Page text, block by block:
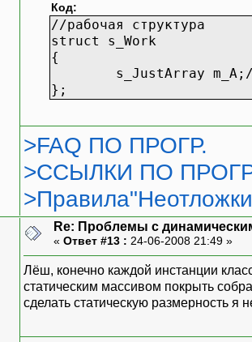
Код:
//рабочая структура
struct s_Work
{
s_JustArray
};
>FAQ ПО ПРОГР.
>ССЫЛКИ ПО
Re: Проблемы с
« Ответ #13 : 24-06-2008 21:49 »
Лёш, конечно каждой инстанции
статическим массивом покрыть
сделать статическую размерность я